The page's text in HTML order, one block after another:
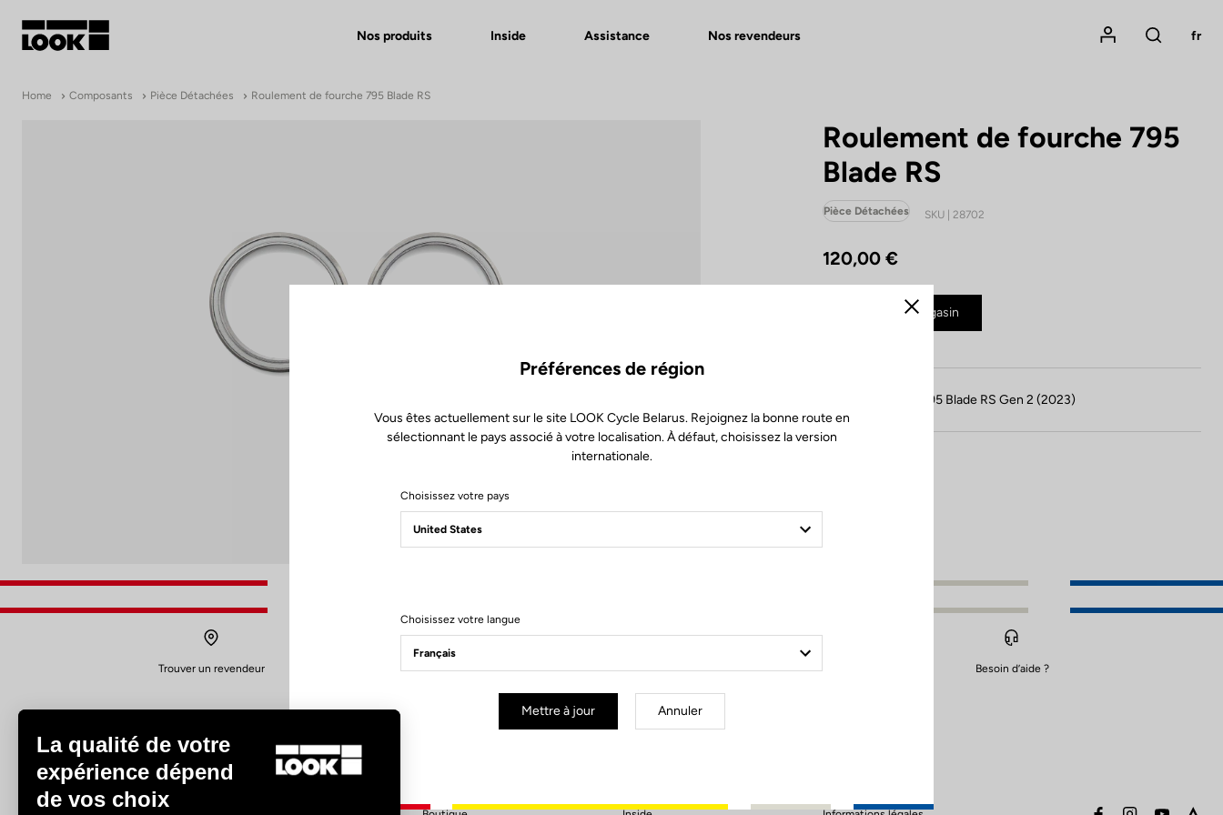
Nos produits Inside Assistance Nos revendeurs
Mon compte
Rechercher
fr
Home Composants Pièce Détachées Roulement de fourche 795 Blade RS
Roulement de fourche 795
Blade RS
Pièce Détachées SKU | 28702
120,00 €
Acheter en magasin
Compatible avec 795 Blade RS Gen 2 (2023)
Trouver un revendeur
S'inscrire à la newsletter
Valider
Besoin d’aide ?
Fermer
Préférences de région
Vous êtes actuellement sur le site LOOK Cycle Belarus. Rejoignez la bonne route en
sélectionnant le pays associé à votre localisation. À défaut, choisissez la version
internationale.
Choisissez votre pays
Choisissez votre langue
Mettre à jour Annuler
La qualité de votre
expérience dépend
de vos choix